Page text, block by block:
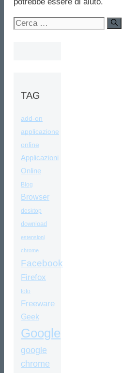
Ricerca
TAG
add-on
applicazione
online
Applicazioni
Online
Blog
Browser
desktop
download
estensioni
chrome
Facebook
Firefox
foto
Freeware
Geek
Google
google
chrome